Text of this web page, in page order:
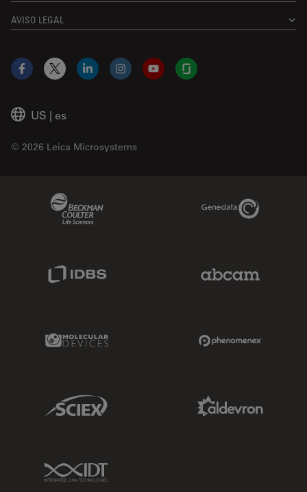
AVISO LEGAL
US | es
© 2026 Leica Microsystems
Facebook
X LinkedInInstagramYouTubeGlassdoor
Genedata Link
Molecular Devices Link
Sciex Link
IDT Link